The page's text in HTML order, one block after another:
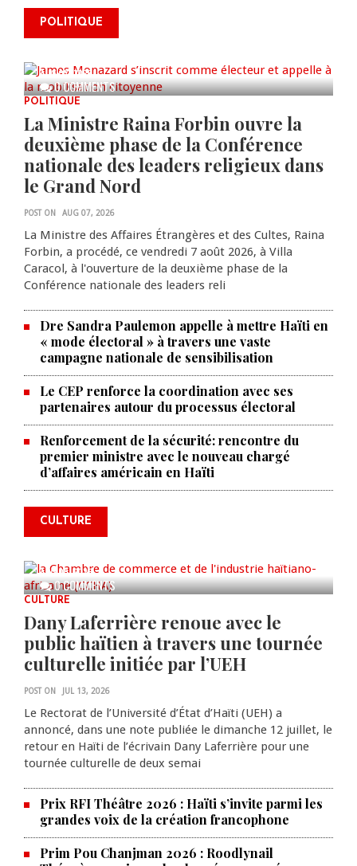
POLITIQUE
0 COMMENTS
James Monazard s’inscrit comme
électeur et appelle à la
AUG 07, 2026
POLITIQUE
La Ministre Raina Forbin ouvre la
deuxième phase de la Conférence
nationale des leaders religieux dans
le Grand Nord
POST ON AUG 07, 2026
La Ministre des Affaires Étrangères et des Cultes, Raina
Forbin, a procédé, ce vendredi 7 août 2026, à Villa
Caracol, à l'ouverture de la deuxième phase de la
Conférence nationale des leaders reli
Dre Sandra Paulemon appelle à mettre Haïti en
« mode électoral » à travers une vaste
campagne nationale de sensibilisation
Le CEP renforce la coordination avec ses
partenaires autour du processus électoral
Renforcement de la sécurité: rencontre du
premier ministre avec le nouveau chargé
d’affaires américain en Haïti
CULTURE
0 COMMENTS
La Chambre de commerce et de
l'industrie haïtiano-africaine
annonce des activités pour
commémorer le 235e
anniversaire de la cérémonie du
AUG 05, 2026
CULTURE
Dany Laferrière renoue avec le
public haïtien à travers une tournée
culturelle initiée par l’UEH
POST ON JUL 13, 2026
Le Rectorat de l’Université d’État d’Haïti (UEH) a
annoncé, dans une note publiée le dimanche 12 juillet, le
retour en Haïti de l’écrivain Dany Laferrière pour une
tournée culturelle de deux semai
Prix RFI Théâtre 2026 : Haïti s’invite parmi les
grandes voix de la création francophone
Prim Pou Chanjman 2026 : Roodlynail